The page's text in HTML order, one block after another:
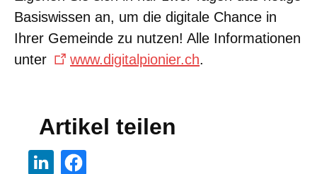
Basiswissen an, um die digitale Chance in
Ihrer Gemeinde zu nutzen! Alle Informationen
unter
www.digitalpionier.ch.
Artikel teilen